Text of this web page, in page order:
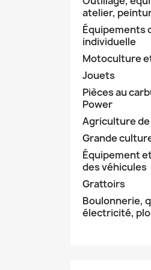
atelier,
Équipements
individuelle
Motoculture
Jouets
Pièces au
Power
Agriculture
Grande
Équipement
des véhicules
Grattoirs
Boulonnerie,
électricité,